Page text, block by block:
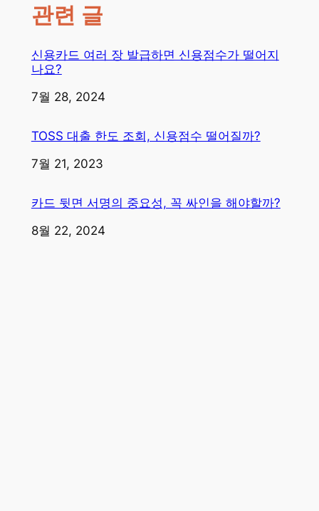
관련 글
신용카드 여러 장 발급하면 신용점수가 떨어지
나요?
일자
7월 28, 2024
TOSS 대출 한도 조회, 신용점수 떨어질까?
일자
7월 21, 2023
카드 뒷면 서명의 중요성, 꼭 싸인을 해야할까?
일자
8월 22, 2024